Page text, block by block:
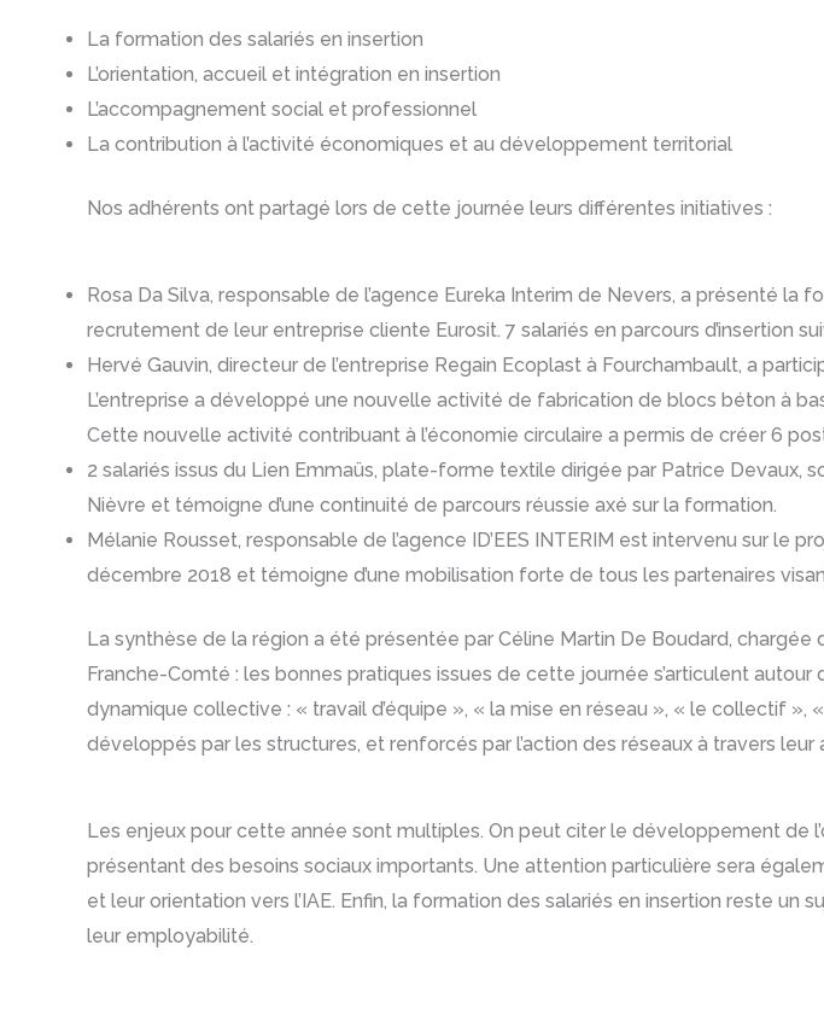
La formation des salariés en insertion
L’orientation, accueil et intégration en insertion
L’accompagnement social et professionnel
La contribution à l’activité économiques et au développement territorial
Nos adhérents ont partagé lors de cette journée leurs différentes initiatives :
Rosa Da Silva, responsable de l’agence Eureka Interim de Nevers, a présenté la
recrutement de leur entreprise cliente Eurosit. 7 salariés en parcours d’insertion
Hervé Gauvin, directeur de l’entreprise Regain Ecoplast à Fourchambault, a
L’entreprise a développé une nouvelle activité de fabrication de blocs béton à
Cette nouvelle activité contribuant à l’économie circulaire a permis de créer 6
2 salariés issus du Lien Emmaüs, plate-forme textile dirigée par Patrice Devaux,
Nièvre et témoigne d’une continuité de parcours réussie axé sur la formation.
Mélanie Rousset, responsable de l’agence ID’EES INTERIM est intervenu sur
décembre 2018 et témoigne d’une mobilisation forte de tous les partenaires
La synthèse de la région a été présentée par Céline Martin De Boudard,
Franche-Comté : les bonnes pratiques issues de cette journée s’articulent
dynamique collective : « travail d’équipe », « la mise en réseau », « le collectif
développés par les structures, et renforcés par l’action des réseaux à travers
Les enjeux pour cette année sont multiples. On peut citer le développement de
présentant des besoins sociaux importants. Une attention particulière sera
et leur orientation vers l’IAE. Enfin, la formation des salariés en insertion reste
leur employabilité.